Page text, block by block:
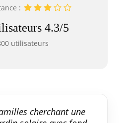
:
4.3/5
utilisateurs
cherchant une